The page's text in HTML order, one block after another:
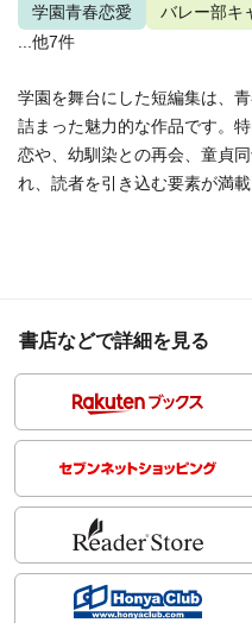
学園青春恋愛 バレー部キ
...他7件
学園を舞台にした短編集は、
詰まった魅力的な作品です。
恋や、幼馴染との再会、童貞
れ、読者を引き込む要素が満載
書店などで詳細を見る